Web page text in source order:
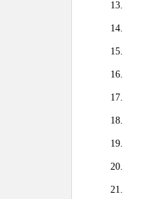
13.
14.
15.
16.
17.
18.
19.
20.
21.